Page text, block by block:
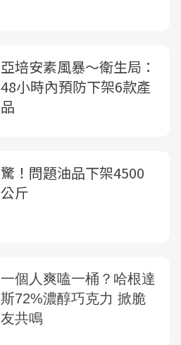
亞培安素風暴〜衛生局：
48小時內預防下架6款產
品
驚！問題油品下架4500
公斤